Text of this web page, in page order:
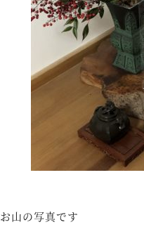
お山の写真です